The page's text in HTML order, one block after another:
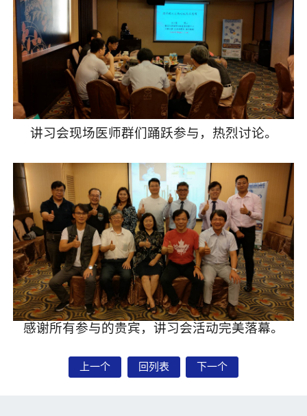
讲习会现场医师群们踊跃参与，热烈讨论。
感谢所有参与的贵宾，讲习会活动完美落幕。
上一个 回列表 下一个